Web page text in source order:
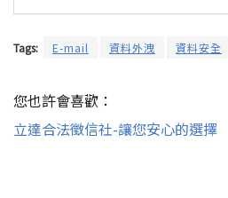
Tags: E-mail 資料外洩 資料安全
您也許會喜歡：
立達合法徵信社-讓您安心的選擇